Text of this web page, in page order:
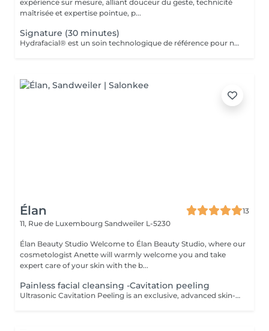
expérience sur mesure, alliant douceur du geste, technicité
maîtrisée et expertise pointue, p...
Signature (30 minutes)
Hydrafacial® est un soin technologique de référence pour nettoyer, purifier et hydrater la peau en profondeur. Son protocole exclusif repose sur 3 étapes essentielles : Nettoyer & exfolier Extraire & purifier Infuser & hydrater Résultat immédiat : une peau plus nette, plus lisse, plus lumineuse et durablement revitalisée. Ce soin n'est pas adapté aux femmes enceintes ou allaitantes, ainsi qu'aux personnes allergiques aux algues ou à l'aspirine.
Élan
13
11, Rue de Luxembourg Sandweiler L-5230
Élan Beauty Studio Welcome to Élan Beauty Studio, where our
cosmetologist Anette will warmly welcome you and take
expert care of your skin with the b...
Painless facial cleansing -Cavitation peeling
Ultrasonic Cavitation Peeling is an exclusive, advanced skin-cleansing ritual that combines cutting-edge ultrasound technology with exceptionally gentle, luxury care. The treatment delivers deep purification, instant freshness, and a visible improvement in skin quality all without irritation or downtime. Using the phenomenon of ultrasonic cavitation, microscopic air bubbles effectively remove dead skin cells, excess sebum, and impurities from the skin's surface. The result is a complexion that feels silky-smooth, perfectly cleansed, and naturally radiant. At the same time, the treatment stimulates microcirculation and supports the skin's natural regenerative processes. The Luxury Effect on Your Skin deeply cleansed, fresh, and luminous skin smoother, more refined skin texture reduced appearance of pores diminished blackheads and congestion improved firmness and elasticity enhanced absorption of active ingredients Indications skin in need of deep yet gentle cleansing sensitive and couperose-prone skin oily, combination, and problematic skin excess sebum and environmental impurities dull complexion and loss of radiance preparation of the skin for advanced skincare treatments Contraindications pregnancy pacemaker or metal implants cancer or active oncological conditions active skin inflammation or infection epilepsy recent skin damage or open wounds thrombosis The treatment is painless, comfortable, and deeply relaxing, making it an ideal luxury event-ready facial or a refined addition to an exclusive skincare program. For optimal and long-lasting results, a personalized treatment series is recommended.